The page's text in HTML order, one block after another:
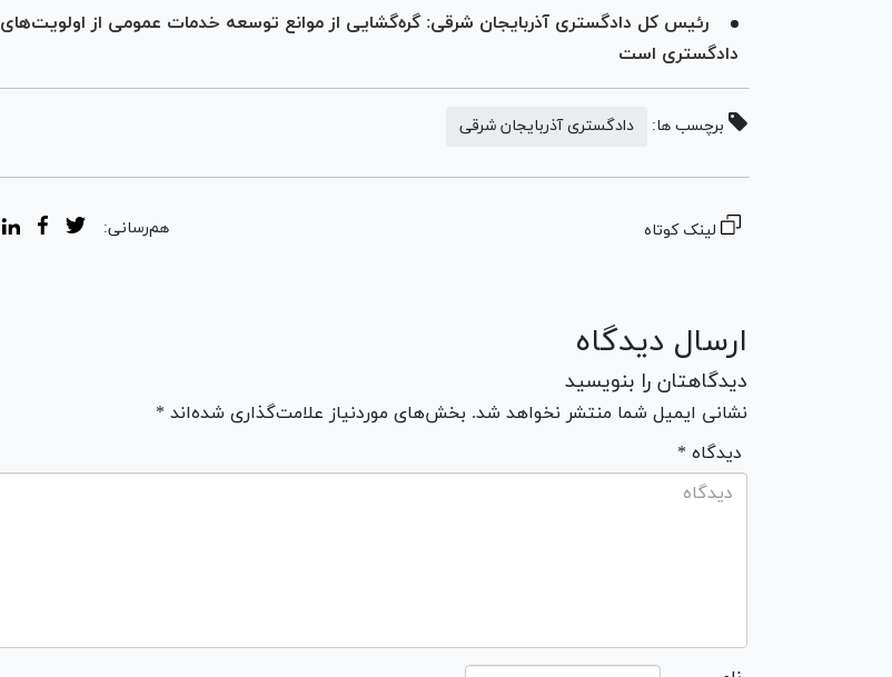
رئیس کل دادگستری آذربایجان شرقی: گره‌گشایی از موانع توسعه خدمات عمومی از اولویت‌های
دادگستری است
برچسب ها: دادگستری آذربایجان شرقی
لینک کوتاه هم‌رسانی:
ارسال دیدگاه
دیدگاهتان را بنویسید
نشانی ایمیل شما منتشر نخواهد شد. بخش‌های موردنیاز علامت‌گذاری شده‌اند *
* دیدگاه